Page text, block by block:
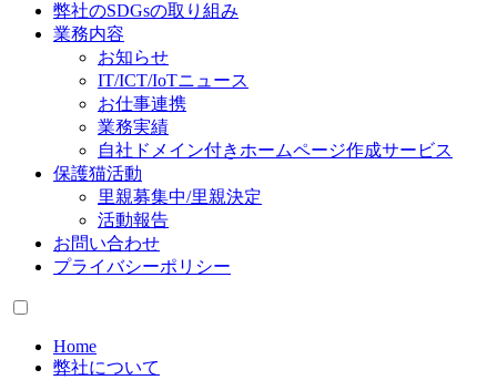
弊社のSDGsの取り組み
業務内容
お知らせ
IT/ICT/IoTニュース
お仕事連携
業務実績
自社ドメイン付きホームページ作成サービス
保護猫活動
里親募集中/里親決定
活動報告
お問い合わせ
プライバシーポリシー
Home
弊社について